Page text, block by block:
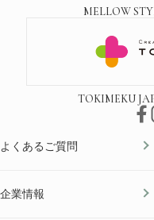
よくあるご質問
企業情報
MELLOW
TOKIMEKU